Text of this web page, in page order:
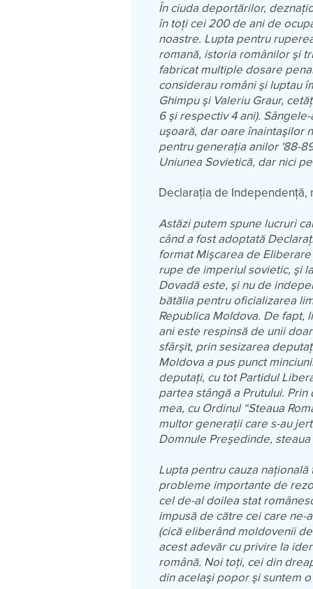
În ciuda deportărilor,
în toţi cei 200 de ani de
noastre. Lupta pentru
romană, istoria românilor şi
fabricat multiple dosare
considerau români şi luptau
Ghimpu şi Valeriu Graur,
6 şi respectiv 4 ani).
uşoară, dar oare înaintaşilor
pentru generaţia anilor '88-
Uniunea Sovietică, dar nici
Declaraţia de
Astăzi putem spune lucruri
când a fost adoptată
format Mişcarea de
rupe de imperiul sovietic, şi
Dovadă este, şi nu de
bătălia pentru oficializarea
Republica Moldova. De fapt,
ani este respinsă de unii
sfârşit, prin sesizarea
Moldova a pus punct
deputaţi, cu tot Partidul
partea stângă a Prutului.
mea, cu Ordinul “Steaua
multor generaţii care s-au
Domnule Preşedinde,
Lupta pentru cauza
probleme importante de
cel de-al doilea stat
impusă de către cei care ne-
(cică eliberând moldovenii
acest adevăr cu privire la
română. Noi toţi, cei din
din acelaşi popor şi suntem